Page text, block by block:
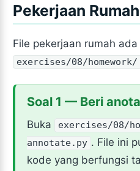
Pekerjaan Rumah
File pekerjaan rumah ada
exercises/08/homework/
Soal 1 — Beri
Buka
exercises/08/
annotate.py . File ini
kode yang berfungsi